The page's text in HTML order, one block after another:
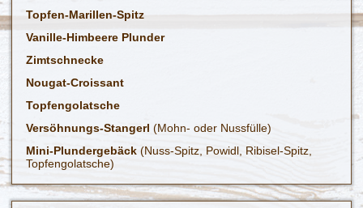
Topfen-Marillen-Spitz
Vanille-Himbeere Plunder
Zimtschnecke
Nougat-Croissant
Topfengolatsche
Versöhnungs-Stangerl (Mohn- oder Nussfülle)
Mini-Plundergebäck (Nuss-Spitz, Powidl, Ribisel-Spitz,
Topfengolatsche)